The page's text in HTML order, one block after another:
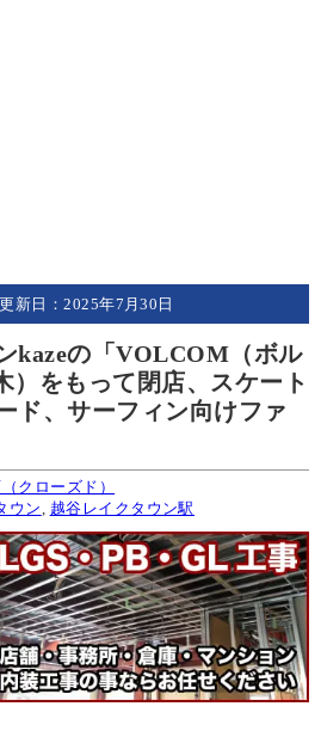
新日：2025年7月30日
kazeの「VOLCOM（ボル
）をもって閉店、スケート
ド、サーフィン向けファ
クローズド）
ウン, 越谷レイクタウン駅